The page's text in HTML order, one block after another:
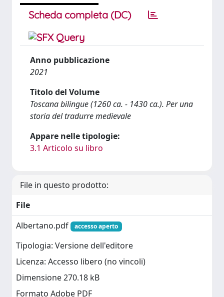
Scheda completa (DC)
Anno pubblicazione
2021
Titolo del Volume
Toscana bilingue (1260 ca. - 1430 ca.). Per una
storia del tradurre medievale
Appare nelle tipologie:
3.1 Articolo su libro
File in questo prodotto:
File
Albertano.pdf
accesso aperto
Tipologia: Versione dell'editore
Licenza: Accesso libero (no vincoli)
Dimensione 270.18 kB
Formato Adobe PDF